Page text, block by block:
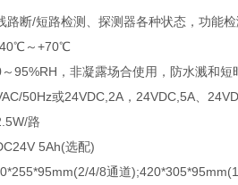
路断/短路检测、探测器各种状态，功能
40℃～+70℃
95%RH，非凝露场合使用，防水溅和
50Hz或24VDC,2A，24VDC,5A、
路
5Ah(选配)
4/8通道